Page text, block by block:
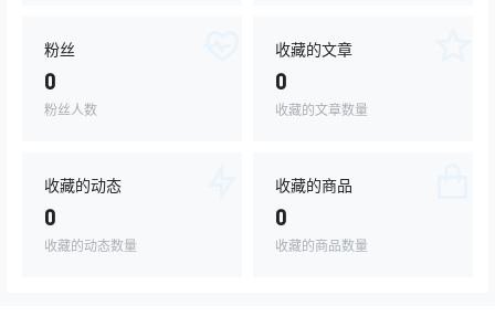
粉丝
0
粉丝人数
收藏的文章
0
收藏的文章数量
收藏的动态
0
收藏的动态数量
收藏的商品
0
收藏的商品数量